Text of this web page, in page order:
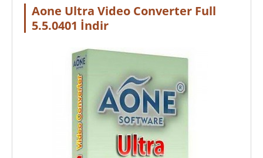
Aone Ultra Video Converter Full
5.5.0401 İndir